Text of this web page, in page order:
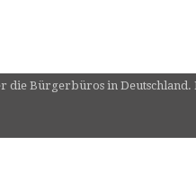
die Bürgerbüros in Deutschland.